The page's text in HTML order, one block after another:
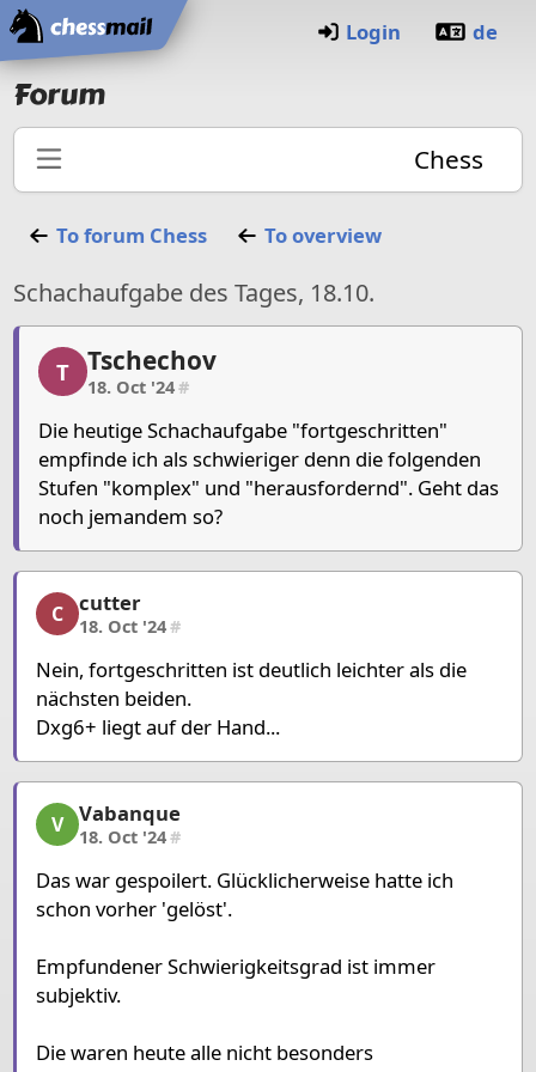
Home
Login de
Forum
Chess
To forum Chess To overview
Schachaufgabe des Tages, 18.10.
Tschechov, 1/3, 18. Oct '24
T Tschechov
18. Oct '24#
Die heutige Schachaufgabe "fortgeschritten"
empfinde ich als schwieriger denn die folgenden
Stufen "komplex" und "herausfordernd". Geht das
noch jemandem so?
cutter, 2/3, 18. Oct '24
C cutter
18. Oct '24#
Nein, fortgeschritten ist deutlich leichter als die
nächsten beiden.
Dxg6+ liegt auf der Hand...
Vabanque, 3/3, 18. Oct '24
V Vabanque
18. Oct '24#
Das war gespoilert. Glücklicherweise hatte ich
schon vorher 'gelöst'.
Empfundener Schwierigkeitsgrad ist immer
subjektiv.
Die waren heute alle nicht besonders